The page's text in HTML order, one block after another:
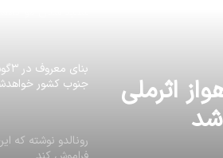
اهواز اثرملی
‏رونالدو نوشته که